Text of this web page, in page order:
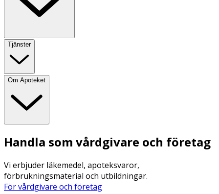
Tjänster
Om Apoteket
Handla som vårdgivare och företag
Vi erbjuder läkemedel, apoteksvaror,
förbrukningsmaterial och utbildningar.
För vårdgivare och företag